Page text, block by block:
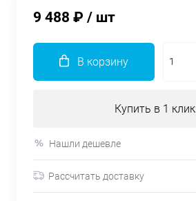
9 488 ₽ / шт
В корзину
Купить в 1 клик
Нашли дешевле
Рассчитать доставку